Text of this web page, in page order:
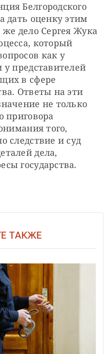
Белгородского
дать оценку этим
дело Сергея Жука
который
как у
представителей
в сфере
Ответы на эти
не только
приговора
того,
следствие и суд
дела,
государства.
ТАКЖЕ